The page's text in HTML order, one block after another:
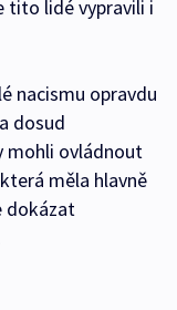
tito lidé vypravili i
nacismu opravdu
dosud
mohli ovládnout
měla hlavně
dokázat